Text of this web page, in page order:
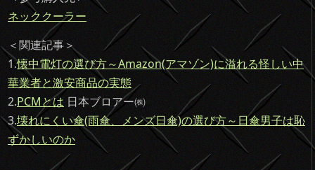
ネッククーラー
＜関連記事＞
1.懐中電灯の選び方～Amazon(アマゾン)に溢れる怪しい中
華業者と激安商品の実態
2.PCMとは 日本ブロアー㈱
3.壊れにくい傘(雨傘、メンズ日傘)の選び方～日傘男子は恥
ずかしいのか